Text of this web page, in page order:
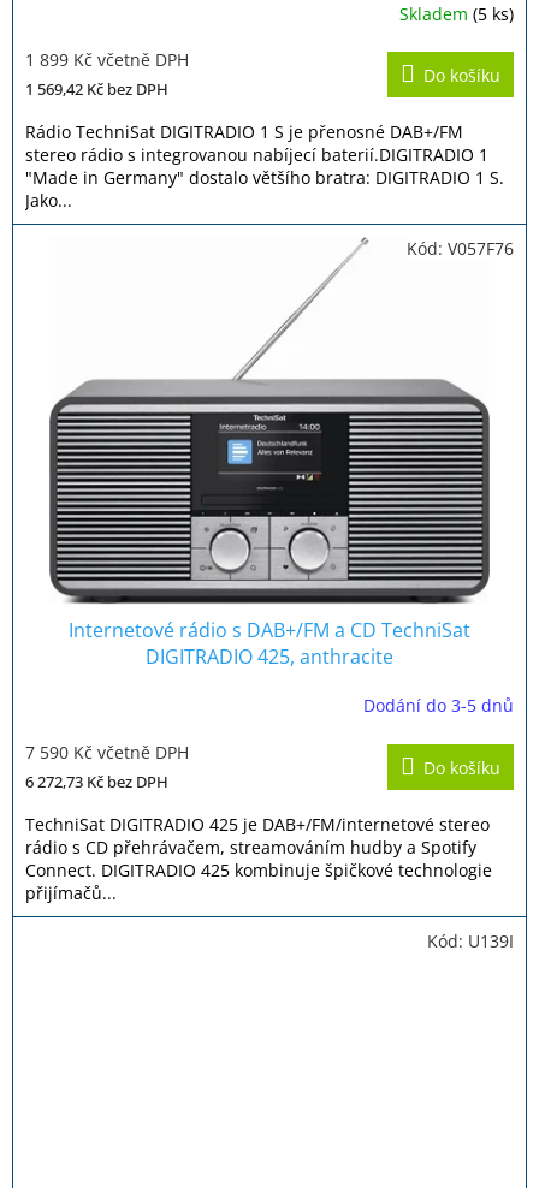
produktu
je
z
5
hvězdiček.
Skladem(5 ks)
1 899 Kč včetně DPH
1 569,42 Kč bez DPH
Do košíku
Rádio TechniSat DIGITRADIO 1 S je přenosné DAB+/FM
stereo rádio s integrovanou nabíjecí baterií.DIGITRADIO 1
"Made in Germany" dostalo většího bratra: DIGITRADIO 1 S.
Jako...
Internetové rádio s DAB+/FM a CD TechniSat
DIGITRADIO 425, anthracite
produktu
je
z
5
hvězdiček.
Dodání do 3-5 dnů
7 590 Kč včetně DPH
6 272,73 Kč bez DPH
Do košíku
TechniSat DIGITRADIO 425 je DAB+/FM/internetové stereo
rádio s CD přehrávačem, streamováním hudby a Spotify
Connect. DIGITRADIO 425 kombinuje špičkové technologie
přijímačů...
Kód: V057F76
Kód: U139I